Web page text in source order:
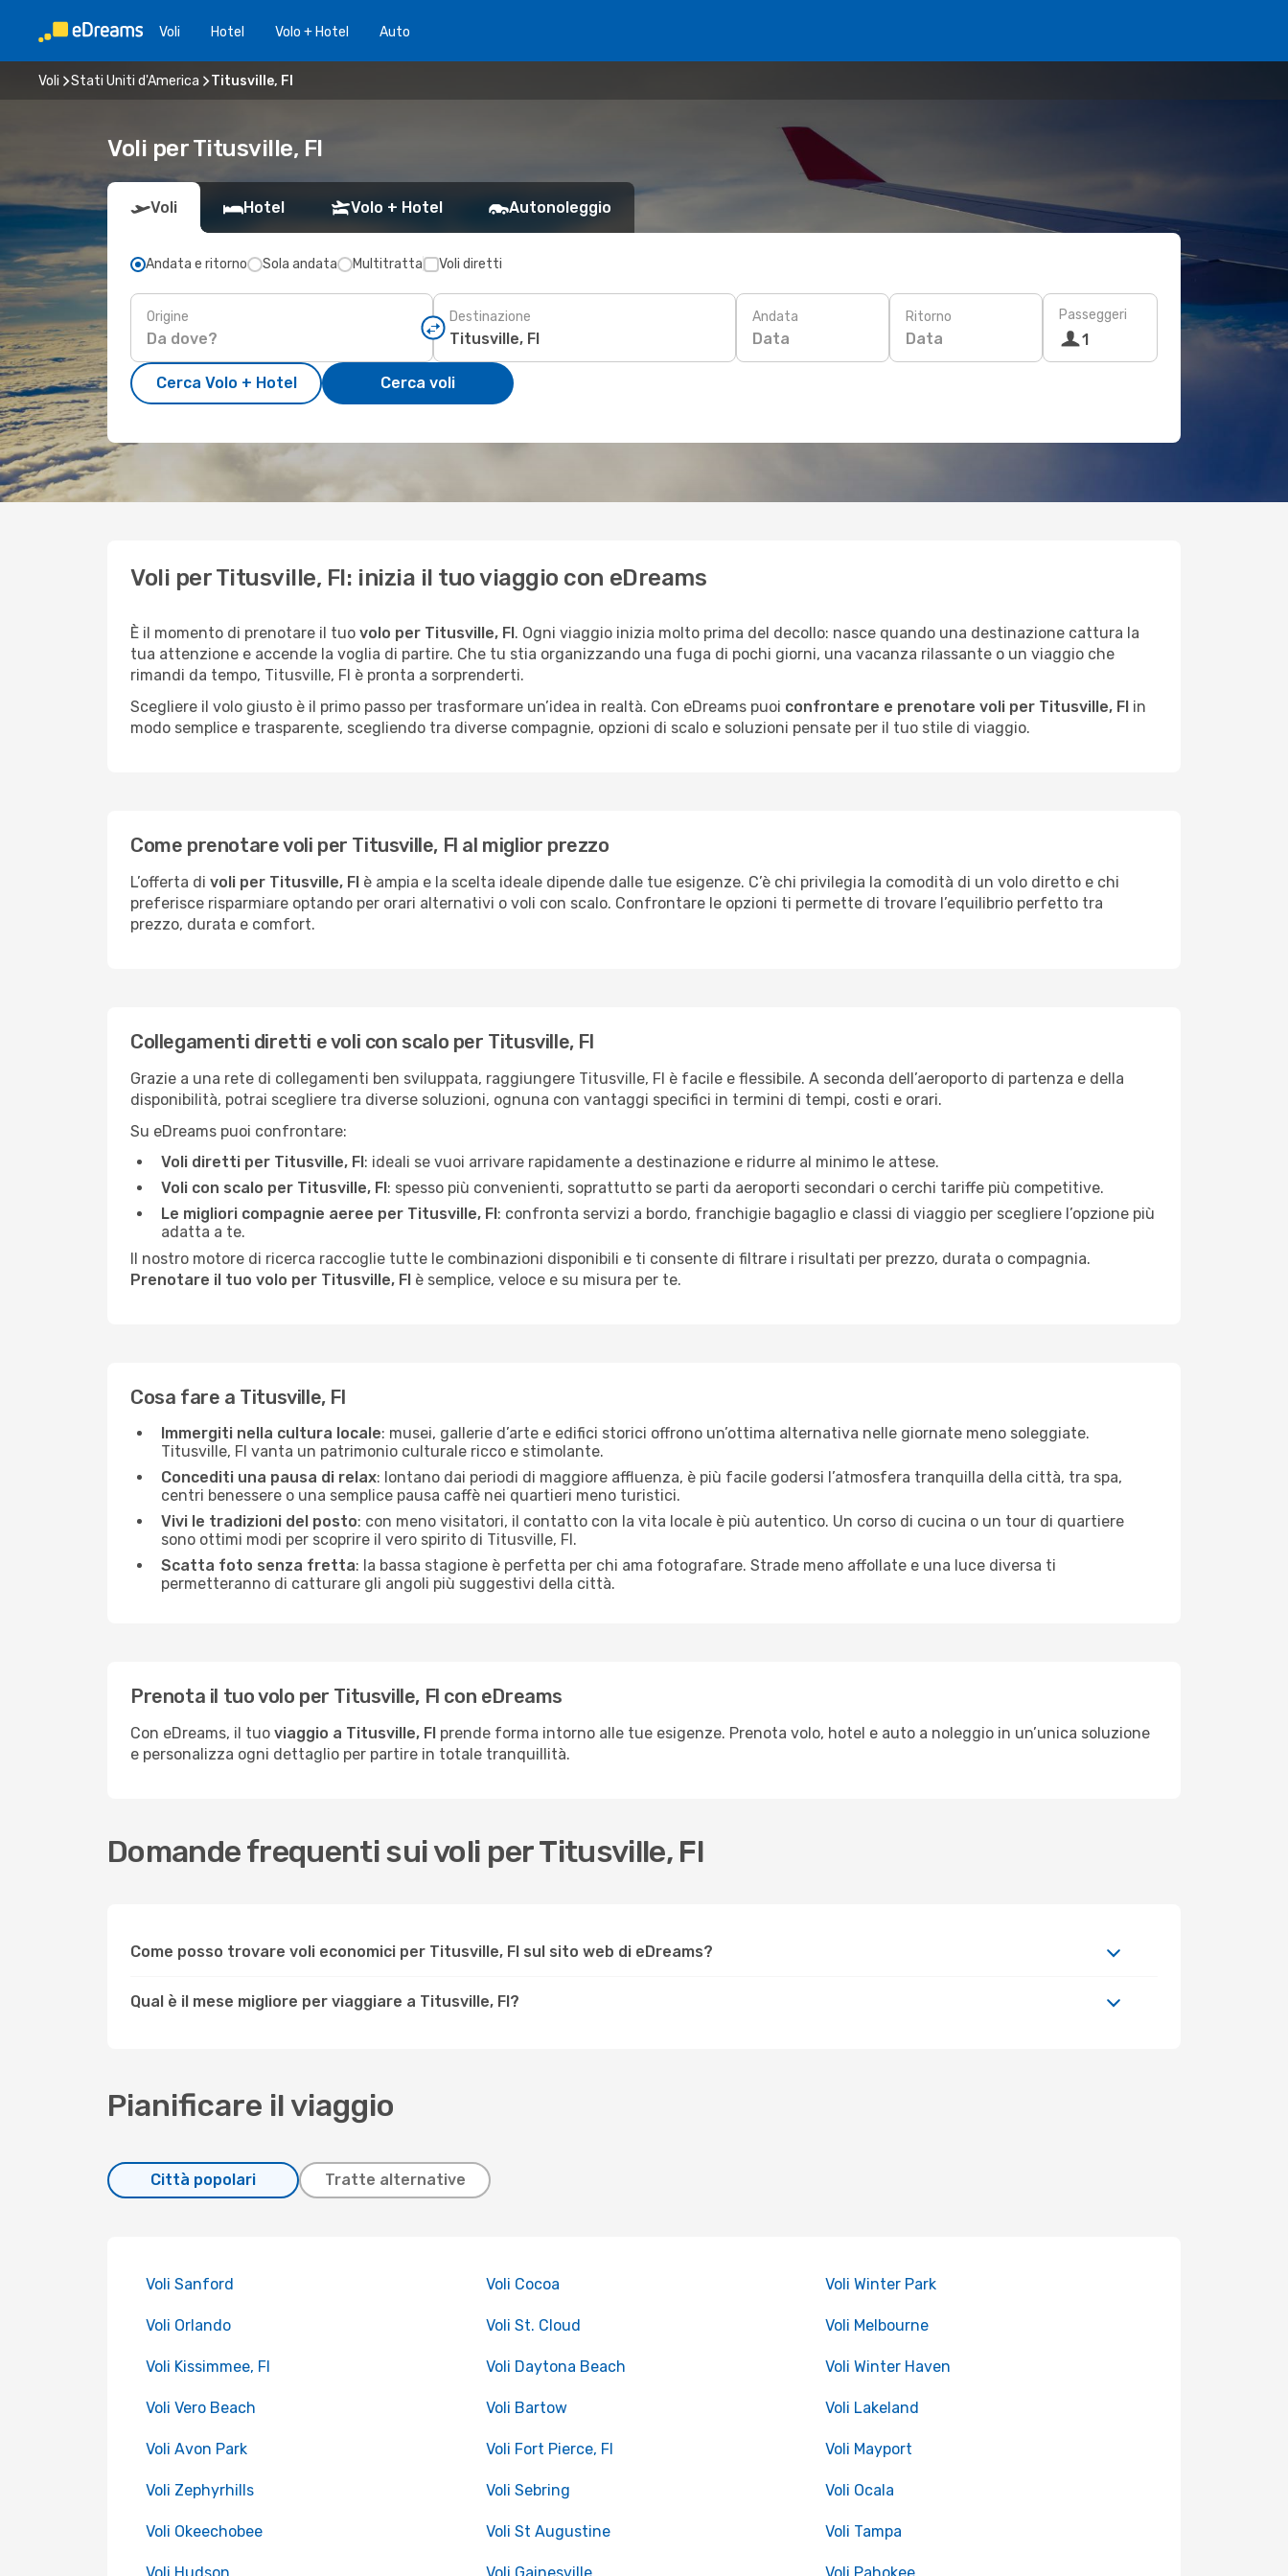
Voli Hotel Volo + Hotel Auto
Voli Stati Uniti d'America Titusville, Fl
Voli per Titusville, Fl
Voli Hotel Volo + Hotel Autonoleggio
Andata e ritorno Sola andata Multitratta Voli diretti
Origine Destinazione Andata
Data
Ritorno
Data
Passeggeri
1
Cerca Volo + Hotel Cerca voli
Voli per Titusville, Fl: inizia il tuo viaggio con eDreams
È il momento di prenotare il tuo volo per Titusville, Fl. Ogni viaggio inizia molto prima del decollo: nasce quando una destinazione cattura la
tua attenzione e accende la voglia di partire. Che tu stia organizzando una fuga di pochi giorni, una vacanza rilassante o un viaggio che
rimandi da tempo, Titusville, Fl è pronta a sorprenderti.
Scegliere il volo giusto è il primo passo per trasformare un’idea in realtà. Con eDreams puoi confrontare e prenotare voli per Titusville, Fl in
modo semplice e trasparente, scegliendo tra diverse compagnie, opzioni di scalo e soluzioni pensate per il tuo stile di viaggio.
Come prenotare voli per Titusville, Fl al miglior prezzo
L’offerta di voli per Titusville, Fl è ampia e la scelta ideale dipende dalle tue esigenze. C’è chi privilegia la comodità di un volo diretto e chi
preferisce risparmiare optando per orari alternativi o voli con scalo. Confrontare le opzioni ti permette di trovare l’equilibrio perfetto tra
prezzo, durata e comfort.
Collegamenti diretti e voli con scalo per Titusville, Fl
Grazie a una rete di collegamenti ben sviluppata, raggiungere Titusville, Fl è facile e flessibile. A seconda dell’aeroporto di partenza e della
disponibilità, potrai scegliere tra diverse soluzioni, ognuna con vantaggi specifici in termini di tempi, costi e orari.
Su eDreams puoi confrontare:
Voli diretti per Titusville, Fl: ideali se vuoi arrivare rapidamente a destinazione e ridurre al minimo le attese.
Voli con scalo per Titusville, Fl: spesso più convenienti, soprattutto se parti da aeroporti secondari o cerchi tariffe più competitive.
Le migliori compagnie aeree per Titusville, Fl: confronta servizi a bordo, franchigie bagaglio e classi di viaggio per scegliere l’opzione più
adatta a te.
Il nostro motore di ricerca raccoglie tutte le combinazioni disponibili e ti consente di filtrare i risultati per prezzo, durata o compagnia.
Prenotare il tuo volo per Titusville, Fl è semplice, veloce e su misura per te.
Cosa fare a Titusville, Fl
Immergiti nella cultura locale: musei, gallerie d’arte e edifici storici offrono un’ottima alternativa nelle giornate meno soleggiate.
Titusville, Fl vanta un patrimonio culturale ricco e stimolante.
Concediti una pausa di relax: lontano dai periodi di maggiore affluenza, è più facile godersi l’atmosfera tranquilla della città, tra spa,
centri benessere o una semplice pausa caffè nei quartieri meno turistici.
Vivi le tradizioni del posto: con meno visitatori, il contatto con la vita locale è più autentico. Un corso di cucina o un tour di quartiere
sono ottimi modi per scoprire il vero spirito di Titusville, Fl.
Scatta foto senza fretta: la bassa stagione è perfetta per chi ama fotografare. Strade meno affollate e una luce diversa ti
permetteranno di catturare gli angoli più suggestivi della città.
Prenota il tuo volo per Titusville, Fl con eDreams
Con eDreams, il tuo viaggio a Titusville, Fl prende forma intorno alle tue esigenze. Prenota volo, hotel e auto a noleggio in un’unica soluzione
e personalizza ogni dettaglio per partire in totale tranquillità.
Domande frequenti sui voli per Titusville, Fl
Come posso trovare voli economici per Titusville, Fl sul sito web di eDreams?
Qual è il mese migliore per viaggiare a Titusville, Fl?
Pianificare il viaggio
Città popolari Tratte alternative
Voli Sanford Voli Cocoa Voli Winter Park
Voli Orlando Voli St. Cloud Voli Melbourne
Voli Kissimmee, Fl Voli Daytona Beach Voli Winter Haven
Voli Vero Beach Voli Bartow Voli Lakeland
Voli Avon Park Voli Fort Pierce, Fl Voli Mayport
Voli Zephyrhills Voli Sebring Voli Ocala
Voli Okeechobee Voli St Augustine Voli Tampa